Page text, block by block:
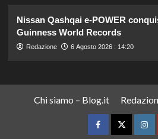
Nissan Qashqai e-POWER
Guinness World Records
Redazione 6 Agosto 2026 : 14:20
Chi siamo – Blog.it
FacebookTwitter